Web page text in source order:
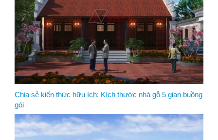
Chia sẻ kiến thức hữu ích: Kích thước nhà gỗ 5 gian buồng
gói